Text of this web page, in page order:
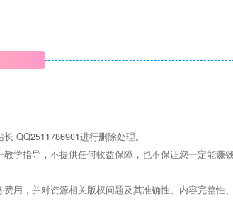
长 QQ2511786901进行删除处理。
学指导，不提供任何收益保障，也不保证您一定能赚
用，并对资源相关版权问题及其准确性、内容完整性